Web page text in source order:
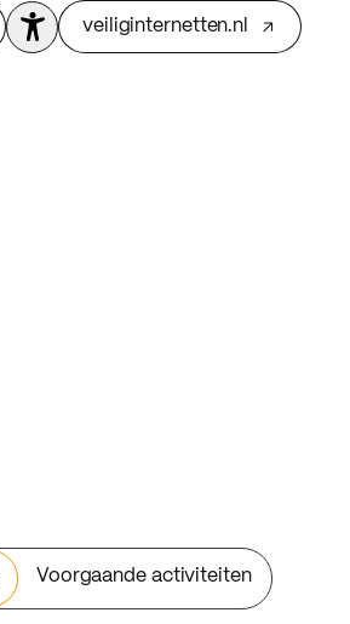
veiliginternetten.nl
Voorgaande activiteiten